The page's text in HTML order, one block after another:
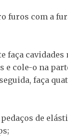
furos com a
faça
e cole-o na
faça
de